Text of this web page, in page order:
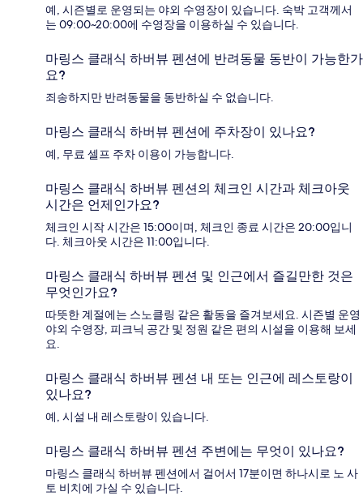
예, 시즌별로 운영되는 야외 수영장이 있습니다. 숙박 고객께서
는 09:00~20:00에 수영장을 이용하실 수 있습니다.
마링스 클래식 하버뷰 펜션에 반려동물 동반이 가능한가
요?
죄송하지만 반려동물을 동반하실 수 없습니다.
마링스 클래식 하버뷰 펜션에 주차장이 있나요?
예, 무료 셀프 주차 이용이 가능합니다.
마링스 클래식 하버뷰 펜션의 체크인 시간과 체크아웃
시간은 언제인가요?
체크인 시작 시간은 15:00이며, 체크인 종료 시간은 20:00입니
다. 체크아웃 시간은 11:00입니다.
마링스 클래식 하버뷰 펜션 및 인근에서 즐길만한 것은
무엇인가요?
따뜻한 계절에는 스노클링 같은 활동을 즐겨보세요. 시즌별 운영
야외 수영장, 피크닉 공간 및 정원 같은 편의 시설을 이용해 보세
요.
마링스 클래식 하버뷰 펜션 내 또는 인근에 레스토랑이
있나요?
예, 시설 내 레스토랑이 있습니다.
마링스 클래식 하버뷰 펜션 주변에는 무엇이 있나요?
마링스 클래식 하버뷰 펜션에서 걸어서 17분이면 하나시로 노 사
토 비치에 가실 수 있습니다.